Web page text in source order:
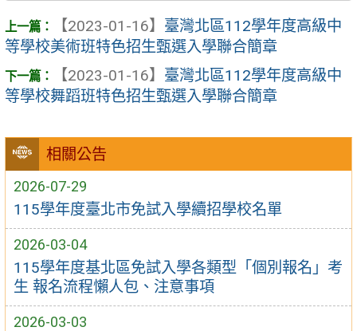
相關公告
2026-07-29
115學年度臺北市免試入學續招學校名單
2026-03-04
115學年度基北區免試入學各類型「個別報名」考
生 報名流程懶人包、注意事項
2026-03-03
【2023-01-16】 臺灣北區112學年度高級中
等學校美術班特色招生甄選入學聯合簡章
【2023-01-16】 臺灣北區112學年度高級中
等學校舞蹈班特色招生甄選入學聯合簡章